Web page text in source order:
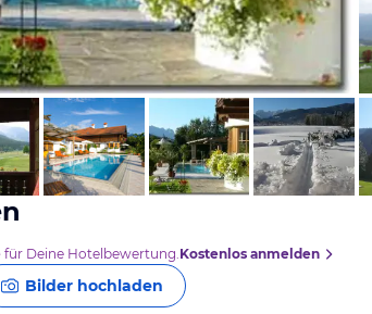
für Deine Hotelbewertung.Kostenlos anmelden
Bilder hochladen